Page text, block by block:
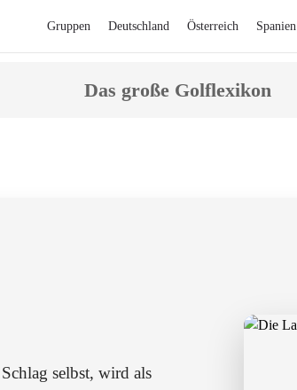
Gruppen Deutschland Österreich Spanien
Das große Golflexikon
jeder Bahn den ersten Schlag durchführt.
selbst, wird als